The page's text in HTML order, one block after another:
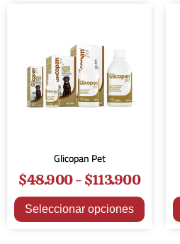
Glicopan Pet
$48.900-$113.900
Seleccionar opciones